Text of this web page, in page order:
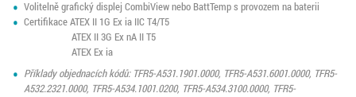
Volitelně grafický displej CombiView nebo BattTemp s provozem na baterii
Certifikace ATEX II 1G Ex ia IIC T4/T5
ATEX II 3G Ex nA II T5
ATEX Ex ia
Příklady objednacích kódů: TFR5-A531.1901.0000, TFR5-A531.6001.0000, TFR5-
A532.2321.0000, TFR5-A534.1001.0200, TFR5-A534.3100.0000, TFR5-